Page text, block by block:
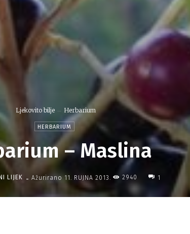
Ljekovito bilje Herbarium
HERBARIUM
– Maslina
LIJEK - Ažurirano 11. RUJNA 2013. 2940 1